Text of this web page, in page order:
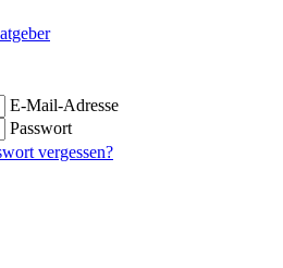
E-Mail-Adresse
Passwort
vergessen?